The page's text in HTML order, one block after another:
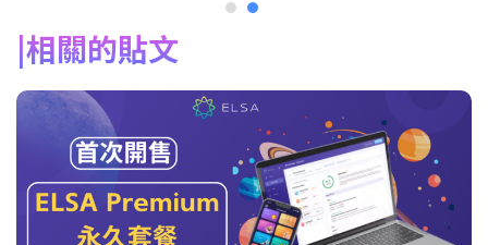
相關的貼文